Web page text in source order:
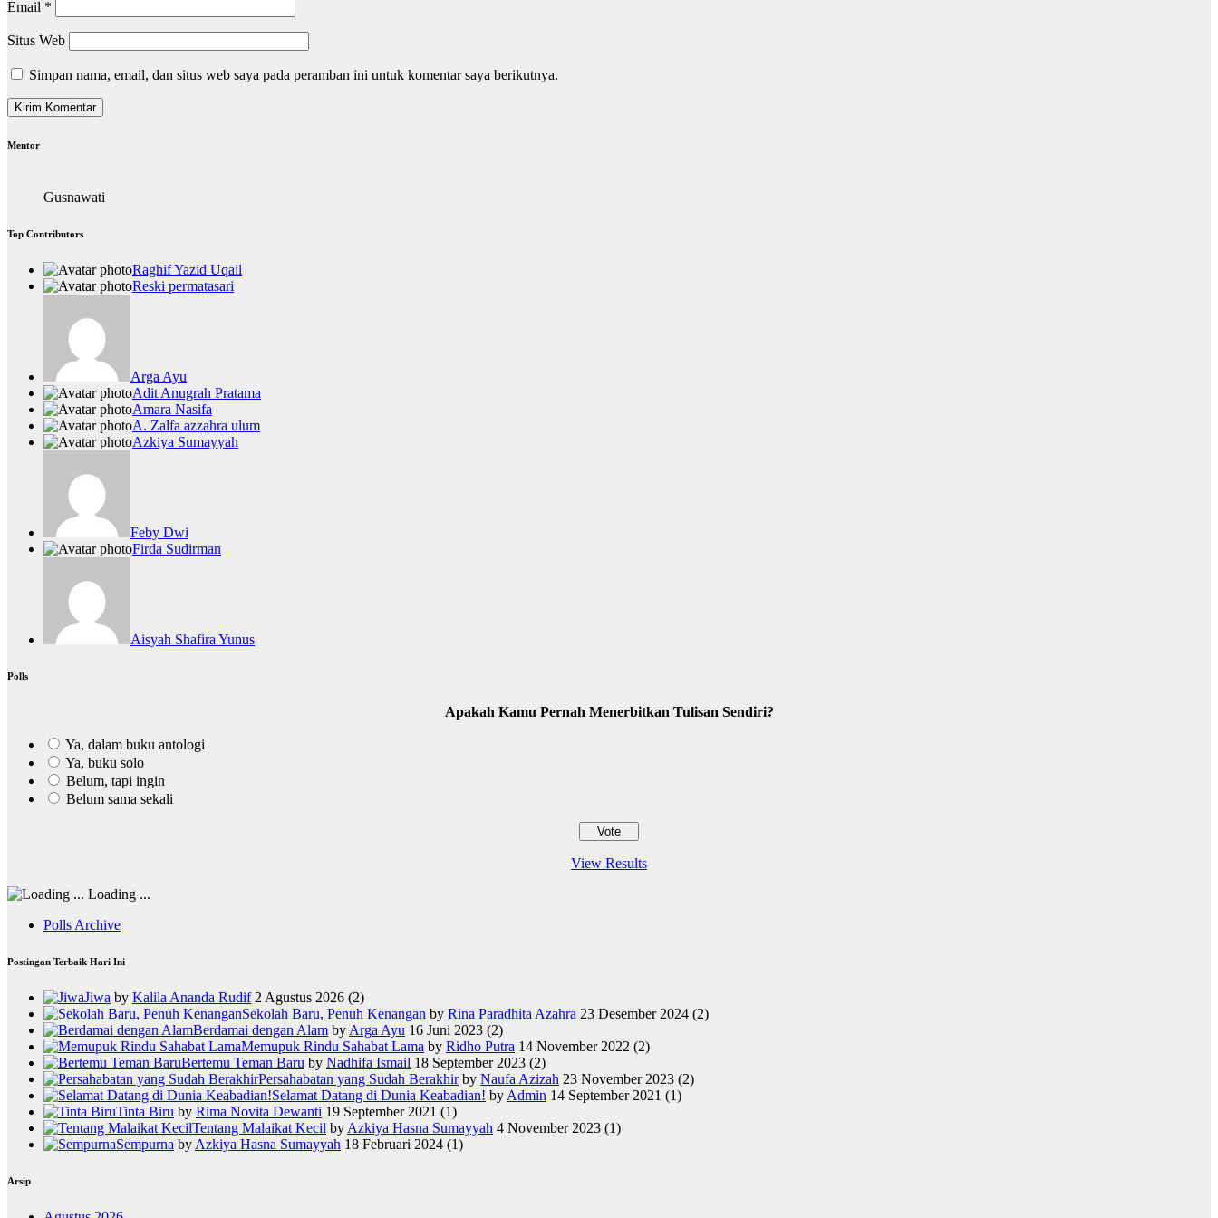
Email *
Situs Web
Simpan nama, email, dan situs web saya pada peramban ini untuk komentar saya berikutnya.
Mentor
Gusnawati
Top Contributors
Raghif Yazid Uqail
Reski permatasari
Arga Ayu
Adit Anugrah Pratama
Amara Nasifa
A. Zalfa azzahra ulum
Azkiya Sumayyah
Feby Dwi
Firda Sudirman
Aisyah Shafira Yunus
Polls
Apakah Kamu Pernah Menerbitkan Tulisan Sendiri?
Ya, dalam buku antologi
Ya, buku solo
Belum, tapi ingin
Belum sama sekali
View Results
Loading ...
Polls Archive
Postingan Terbaik Hari Ini
Jiwa by Kalila Ananda Rudif 2 Agustus 2026 (2)
Sekolah Baru, Penuh Kenangan by Rina Paradhita Azahra 23 Desember 2024 (2)
Berdamai dengan Alam by Arga Ayu 16 Juni 2023 (2)
Memupuk Rindu Sahabat Lama by Ridho Putra 14 November 2022 (2)
Bertemu Teman Baru by Nadhifa Ismail 18 September 2023 (2)
Persahabatan yang Sudah Berakhirby Naufa Azizah 23 November 2023 (2)
Selamat Datang di Dunia Keabadian! by Admin 14 September 2021 (1)
Tinta Biru by Rima Novita Dewanti 19 September 2021 (1)
Tentang Malaikat Kecil by Azkiya Hasna Sumayyah 4 November 2023 (1)
Sempurna by Azkiya Hasna Sumayyah 18 Februari 2024 (1)
Arsip